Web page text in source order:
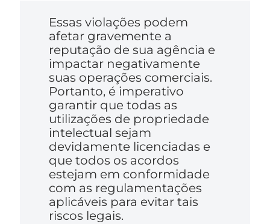
Essas violações podem
afetar gravemente a
reputação de sua agência e
impactar negativamente
suas operações comerciais.
Portanto, é imperativo
garantir que todas as
utilizações de propriedade
intelectual sejam
devidamente licenciadas e
que todos os acordos
estejam em conformidade
com as regulamentações
aplicáveis para evitar tais
riscos legais.